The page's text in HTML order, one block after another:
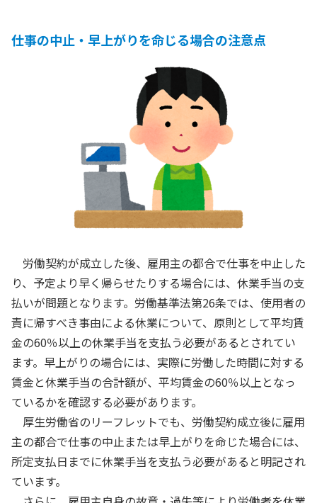
仕事の中止・早上がりを命じる場合の注意点
労働契約が成立した後、雇用主の都合で仕事を中止した
り、予定より早く帰らせたりする場合には、休業手当の支
払いが問題となります。労働基準法第26条では、使用者の
責に帰すべき事由による休業について、原則として平均賃
金の60％以上の休業手当を支払う必要があるとされてい
ます。早上がりの場合には、実際に労働した時間に対する
賃金と休業手当の合計額が、平均賃金の60％以上となっ
ているかを確認する必要があります。
厚生労働省のリーフレットでも、労働契約成立後に雇用
主の都合で仕事の中止または早上がりを命じた場合には、
所定支払日までに休業手当を支払う必要があると明記され
ています。